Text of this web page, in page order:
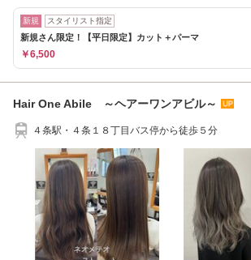
新規 スタイリスト指定
新規さん限定！【平日限定】カット＋パーマ
￥6,500
Hair One Abile ～ヘアーワンアビル～
４条駅・４条１８丁目バス停から徒歩５分